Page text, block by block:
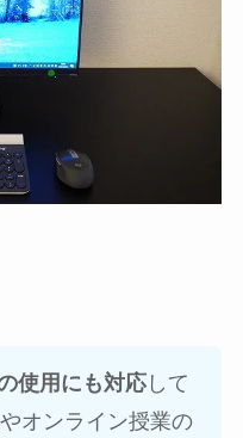
使用にも対応して
オンライン授業の